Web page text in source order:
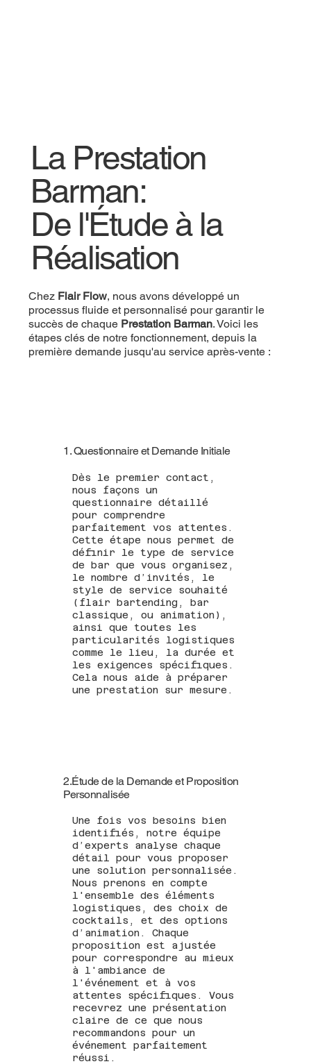
La Prestation
Barman:
De l'Étude à la
Réalisation
Chez Flair Flow, nous avons développé un
processus fluide et personnalisé pour garantir le
succès de chaque Prestation Barman. Voici les
étapes clés de notre fonctionnement, depuis la
première demande jusqu'au service après-vente :
1. Questionnaire et Demande Initiale
Dès le premier contact,
nous façons un
questionnaire détaillé
pour comprendre
parfaitement vos attentes.
Cette étape nous permet de
définir le type de service
de bar que vous organisez,
le nombre d’invités, le
style de service souhaité
(flair bartending, bar
classique, ou animation),
ainsi que toutes les
particularités logistiques
comme le lieu, la durée et
les exigences spécifiques.
Cela nous aide à préparer
une prestation sur mesure.
2.Étude de la Demande et Proposition
Personnalisée
Une fois vos besoins bien
identifiés, notre équipe
d’experts analyse chaque
détail pour vous proposer
une solution personnalisée.
Nous prenons en compte
l'ensemble des éléments
logistiques, des choix de
cocktails, et des options
d’animation. Chaque
proposition est ajustée
pour correspondre au mieux
à l'ambiance de
l'événement et à vos
attentes spécifiques. Vous
recevrez une présentation
claire de ce que nous
recommandons pour un
événement parfaitement
réussi.